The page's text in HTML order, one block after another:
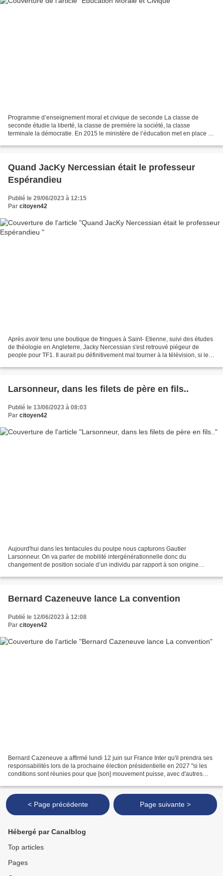
Programme d’enseignement moral et civique de seconde La classe de
seconde étudie la liberté, la classe de première la société, la classe
terminale la démocratie. En 2015 le ministère de l’éducation met en place ce
Quand JacKy Nercessian était le professeur
Espérandieu
Publié le 29/06/2023 à 12:15
Par citoyen42
Après avoir tenu une boutique de fringues à Saint- Etienne, suivi des études
de théologie en Angleterre, Jacky Nercessian s'est retrouvé piégeur de
people pour TF1. Il aurait pu définitivement mal tourner à la télévision, si le
Larsonneur, dans les filets de père en fils..
Publié le 13/06/2023 à 08:03
Par citoyen42
Aujourd'hui dans les tentacules du poulpe nous capturons Gautier
Larsonneur. On va parler de mobilité intergénérationnelle donc du
changement de position sociale d’un individu par rapport à son origine
Bernard Cazeneuve lance La convention
Publié le 12/06/2023 à 12:08
Par citoyen42
Bernard Cazeneuve a affirmé lundi 12 juin sur France Inter qu'il prendra ses
responsabilités lors de la prochaine élection présidentielle en 2027 "si les
conditions sont réunies pour que [son] mouvement puisse, avec d'autres
< Page précédente Page suivante >
Hébergé par Canalblog
Top articles
Pages